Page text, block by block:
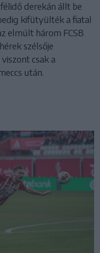
derekán állt be
kifütyülték a fiatal
elmúlt három FCSB
szélsője
csak a
után.